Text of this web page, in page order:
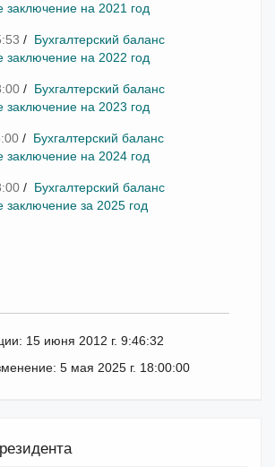
заключение на 2021 год
/ Бухгалтерский баланс
заключение на 2022 год
/ Бухгалтерский баланс
заключение на 2023 год
/ Бухгалтерский баланс
заключение на 2024 год
/ Бухгалтерский баланс
заключение за 2025 год
15 июня 2012 г. 9:46:32
5 мая 2025 г. 18:00:00